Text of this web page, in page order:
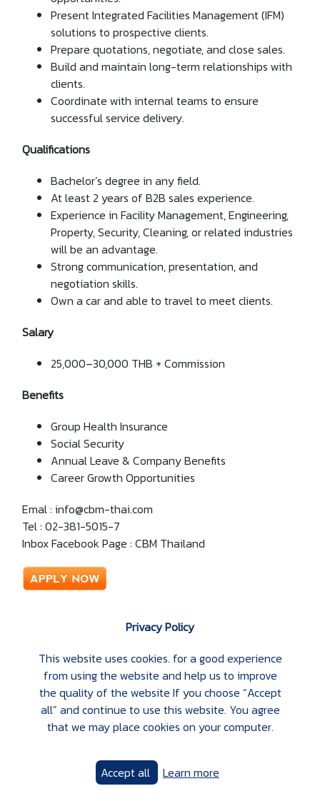
Privacy Policy
This website uses cookies. for a good experience
from using the website and help us to improve
the quality of the website If you choose “Accept
all” and continue to use this website. You agree
that we may place cookies on your computer.
Accept all Learn more
Present Integrated Facilities Management (IFM)
solutions to prospective clients.
Prepare quotations, negotiate, and close sales.
Build and maintain long-term relationships with
clients.
Coordinate with internal teams to ensure
successful service delivery.
Qualifications
Bachelor’s degree in any field.
At least 2 years of B2B sales experience.
Experience in Facility Management, Engineering,
Property, Security, Cleaning, or related industries
will be an advantage.
Strong communication, presentation, and
negotiation skills.
Own a car and able to travel to meet clients.
Salary
25,000–30,000 THB + Commission
Benefits
Group Health Insurance
Social Security
Annual Leave & Company Benefits
Career Growth Opportunities
Emal : info@cbm-thai.com
Tel : 02-381-5015-7
Inbox Facebook Page : CBM Thailand
Social Media Executive
CBM Facilities & Security Management (Thailand) Co.,
Ltd. กำลังมองหาคนรุ่นใหม่ที่มีความคิดสร้างสรรค์ ชอบทำคอน
ขยายธุรกิจอย่างต่อเนื่อง
ยินดีรับนักศึกษาจบใหม่ หากคุณมีความคิดสร้างสรรค์ มีไฟใน